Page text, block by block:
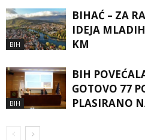
BIH
BIHAĆ – ZA
IDEJA
KM
BIH
BIH
GOTOVO 77
PLASIRANO